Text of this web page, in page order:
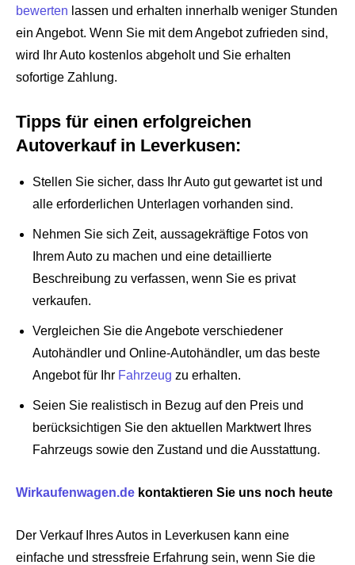
bewerten lassen und erhalten innerhalb weniger Stunden
ein Angebot. Wenn Sie mit dem Angebot zufrieden sind,
wird Ihr Auto kostenlos abgeholt und Sie erhalten
sofortige Zahlung.
Tipps für einen erfolgreichen
Autoverkauf in Leverkusen:
Stellen Sie sicher, dass Ihr Auto gut gewartet ist und
alle erforderlichen Unterlagen vorhanden sind.
Nehmen Sie sich Zeit, aussagekräftige Fotos von
Ihrem Auto zu machen und eine detaillierte
Beschreibung zu verfassen, wenn Sie es privat
verkaufen.
Vergleichen Sie die Angebote verschiedener
Autohändler und Online-Autohändler, um das beste
Angebot für Ihr Fahrzeug zu erhalten.
Seien Sie realistisch in Bezug auf den Preis und
berücksichtigen Sie den aktuellen Marktwert Ihres
Fahrzeugs sowie den Zustand und die Ausstattung.
Wirkaufenwagen.de kontaktieren Sie uns noch heute
Der Verkauf Ihres Autos in Leverkusen kann eine
einfache und stressfreie Erfahrung sein, wenn Sie die